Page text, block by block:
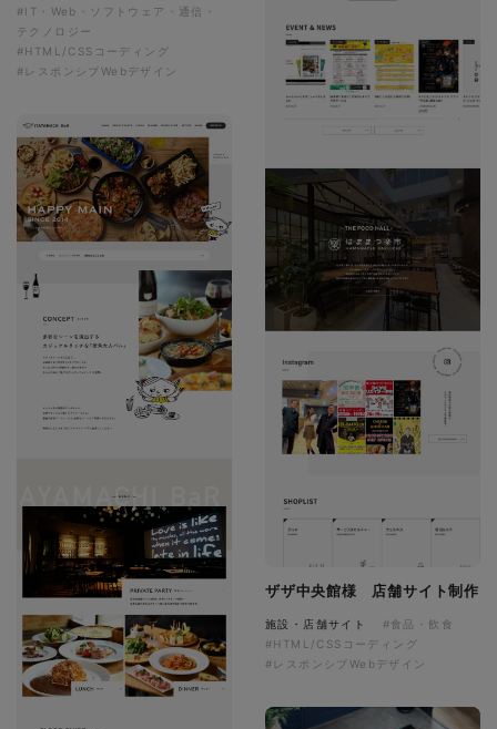
#IT・Web・ソフトウェア・通信・
テクノロジー
#HTML/CSSコーディング
#レスポンシブWebデザイン
ザザ中央館様 店舗サイト制作
施設・店舗サイト
#食品・飲食
#HTML/CSSコーディング
#レスポンシブWebデザイン